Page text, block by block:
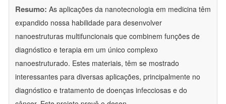
Resumo: As aplicações da nanotecnologia em medicina têm
expandido nossa habilidade para desenvolver
nanoestruturas multifuncionais que combinem funções de
diagnóstico e terapia em um único complexo
nanoestruturado. Estes materiais, têm se mostrado
interessantes para diversas aplicações, principalmente no
diagnóstico e tratamento de doenças infecciosas e do